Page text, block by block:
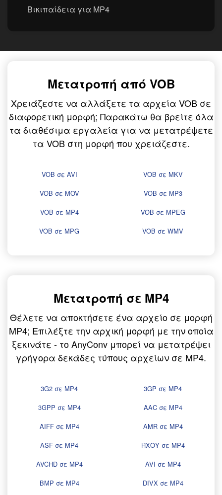
Βικιπαίδεια για MP4
Μετατροπή από VOB
Χρειάζεστε να αλλάξετε τα αρχεία VOB σε
διαφορετική μορφή; Παρακάτω θα βρείτε όλα
τα διαθέσιμα εργαλεία για να μετατρέψετε
τα VOB στη μορφή που χρειάζεστε.
VOB σε AVI
VOB σε MKV
VOB σε MOV
VOB σε MP3
VOB σε MP4
VOB σε MPEG
VOB σε MPG
VOB σε WMV
Μετατροπή σε MP4
Θέλετε να αποκτήσετε ένα αρχείο σε μορφή
MP4; Επιλέξτε την αρχική μορφή με την οποία
ξεκινάτε - το AnyConv μπορεί να μετατρέψει
γρήγορα δεκάδες τύπους αρχείων σε MP4.
3G2 σε MP4
3GP σε MP4
3GPP σε MP4
AAC σε MP4
AIFF σε MP4
AMR σε MP4
ASF σε MP4
ΉΧΟΥ σε MP4
AVCHD σε MP4
AVI σε MP4
BMP σε MP4
DIVX σε MP4